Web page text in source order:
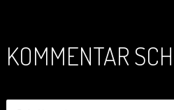
KOMMENTAR